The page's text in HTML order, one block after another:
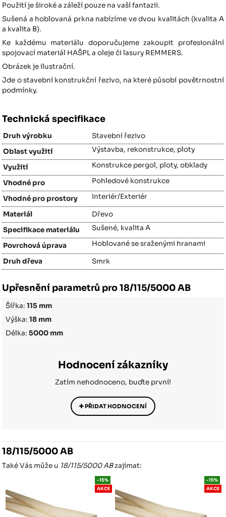
Použití je široké a záleží pouze na vaší fantazii.
Sušená a hoblovaná prkna nabízíme ve dvou kvalitách (kvalita A
a kvalita B).
Ke každému materiálu doporučujeme zakoupit profesionální
spojovací materiál HAŠPL a oleje či lasury REMMERS.
Obrázek je ilustrační.
Jde o stavební konstrukční řezivo, na které působí povětrnostní
podmínky.
Technická specifikace
Druh výrobku
Stavební řezivo
Oblast využití
Výstavba, rekonstrukce, ploty
Využití Konstrukce pergol, ploty, obklady
Vhodné pro Pohledové konstrukce
Vhodné pro prostory Interiér/Exteriér
Materiál
Dřevo
Specifikace materiálu
Sušené, kvalita A
Povrchová úprava Hoblované se sraženými hranami
Druh dřeva Smrk
Upřesnění parametrů pro 18/115/5000 AB
Šířka:115 mm
Výška:18 mm
Délka:5000 mm
Hodnocení zákazníky
Zatím nehodnoceno, buďte první!
PŘIDAT HODNOCENÍ
18/115/5000 AB
Také Vás může u 18/115/5000 ABzajímat:
-15%
AKCE
-15%
AKCE